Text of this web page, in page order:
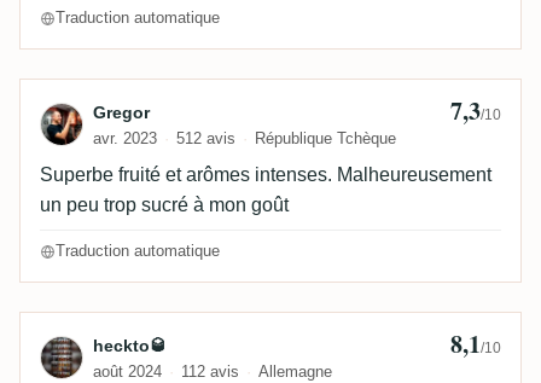
Traduction automatique
Avis de Gregor
Gregor
avr. 2023 512 avis République Tchèque
7,3/10
Superbe fruité et arômes intenses. Malheureusement
un peu trop sucré à mon goût
Traduction automatique
Avis de heckto🥃
heckto🥃
août 2024 112 avis Allemagne
8,1/10